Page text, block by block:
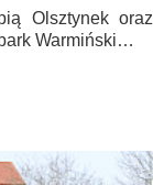
Olsztynek oraz
Warmiński…